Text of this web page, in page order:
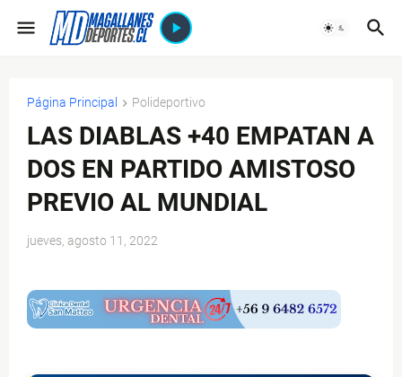
Página Principal Polideportivo
LAS DIABLAS +40 EMPATAN A
DOS EN PARTIDO AMISTOSO
PREVIO AL MUNDIAL
jueves, agosto 11, 2022